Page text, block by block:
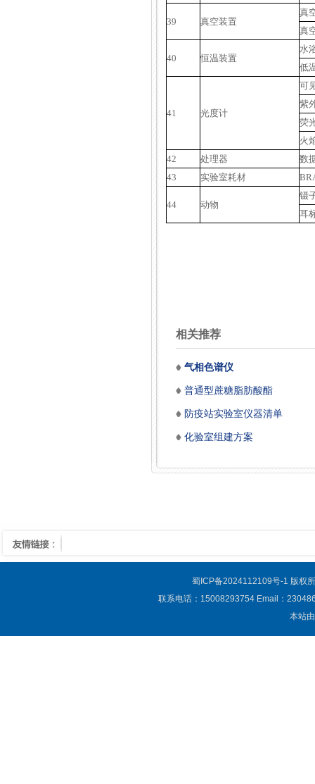
39 真空装置
真
真
40 恒温装置
水
低
41 光度计
可
紫
荧
火
42
处理器
数
43
实验室耗材
44 动物
镊
耳
相关推荐
气相色谱仪
普通型蔗糖脂肪酸酯
防疫站实验室仪器清单
化验室组建方案
蜀ICP备2024112109号-1 版权
联系电话：15008293754 Email：
本站由